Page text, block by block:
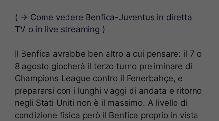
( → Come vedere Benfica-Juventus in diretta
TV o in live streaming )
Il Benfica avrebbe ben altro a cui pensare: il 7 o
8 agosto giocherà il terzo turno preliminare di
Champions League contro il Fenerbahçe, e
prepararsi con i lunghi viaggi di andata e ritorno
negli Stati Uniti non è il massimo. A livello di
condizione fisica però il Benfica proprio in vista